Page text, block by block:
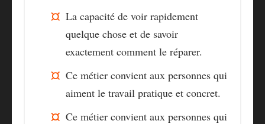
La capacité de voir rapidement
quelque chose et de savoir
exactement comment le réparer.
Ce métier convient aux personnes qui
aiment le travail pratique et concret.
Ce métier convient aux personnes qui